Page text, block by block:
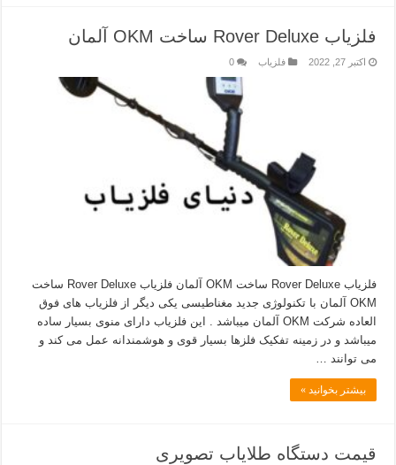
فلزیاب Rover Deluxe ساخت OKM آلمان
اکتبر 27, 2022 فلزیاب 0
فلزیاب Rover Deluxe ساخت OKM آلمان فلزیاب Rover Deluxe ساخت
OKM آلمان با تکنولوژی جدید مغناطیسی یکی دیگر از فلزیاب ھای فوق
العاده شرکت OKM آلمان میباشد . این فلزیاب دارای منوی بسیار ساده
میباشد و در زمینه تفکیک فلزھا بسیار قوی و ھوشمندانه عمل می کند و
می توانند …
بیشتر بخوانید »
قیمت دستگاه طلایاب تصویری